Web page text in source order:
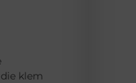
klem